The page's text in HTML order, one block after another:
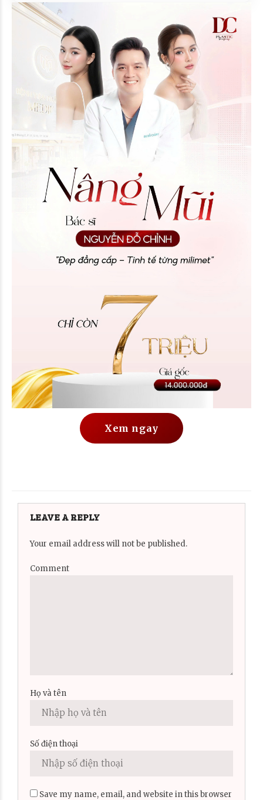
Xem ngay
LEAVE A REPLY
Your email address will not be published.
Comment
Họ và tên
Số điện thoại
Save my name, email, and website in this browser